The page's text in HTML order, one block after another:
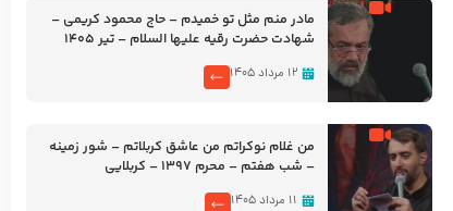
مادر منم مثل تو خمیدم – حاج محمود کریمی –
شهادت حضرت رقیه علیها السلام – تیر ۱۴۰۵
۱۲ مرداد ۱۴۰۵
من غلام نوکراتم من عاشق کربلاتم – شور زمینه
– شب هفتم – محرم 1397 – کربلایی
۱۱ مرداد ۱۴۰۵